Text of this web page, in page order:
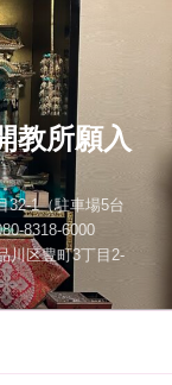
教所願入
1（駐車場5台
8318-6000
区豊町3丁目2-